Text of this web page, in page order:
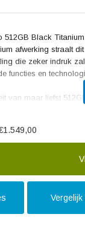
512GB Black
afwerking straalt
die zeker indruk
functies en
van maar liefst
games speelt of
van een
uitstekende